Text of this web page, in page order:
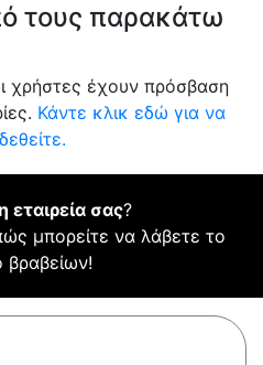
τους παρακάτω
χρήστες έχουν πρόσβαση
Κάντε κλικ εδώ για να
εταιρεία σας?
μπορείτε να λάβετε το
βραβείων!